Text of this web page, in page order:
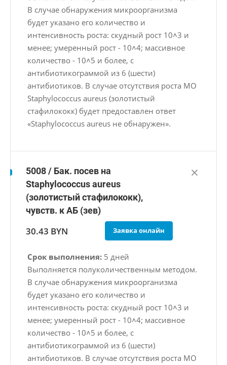
В случае обнаружения микроорганизма
будет указано его количество и
интенсивность роста: скудный рост 10˄3 и
менее; умеренный рост - 10˄4; массивное
количество - 10˄5 и более, с
антибиотикограммой из 6 (шести)
антибиотиков. В случае отсутствия роста МО
Staphylococcus aureus (золотистый
стафилококк) будет предоставлен ответ
«Staphylococcus aureus не обнаружен».
5008 / Бак. посев на
Staphylococcus aureus
(золотистый стафилококк),
чувств. к АБ (зев)
30.43 BYN Заявка онлайн
Срок выполнения: 5 дней
Выполняется полуколичественным методом.
В случае обнаружения микроорганизма
будет указано его количество и
интенсивность роста: скудный рост 10˄3 и
менее; умеренный рост - 10˄4; массивное
количество - 10˄5 и более, с
антибиотикограммой из 6 (шести)
антибиотиков. В случае отсутствия роста МО